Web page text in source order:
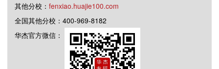
其他分校： fenxiao.huajie100.com
全国其他分校：400-969-8182
华杰官方微信：